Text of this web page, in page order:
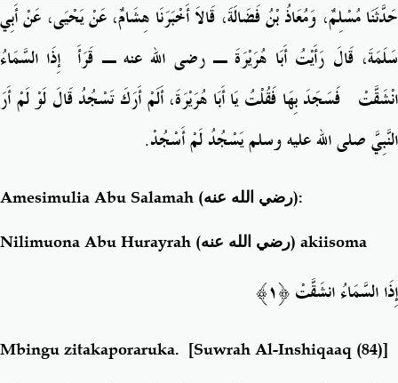
حَدَّثَنَا مُسْلِمٌ، وَمُعَاذُ بْنُ فَضَالَةَ، قَالاَ أَخْبَرَنَا هِشَامٌ، عَنْ يَحْيَى، عَنْ أَبِي
سَلَمَةَ، قَالَ رَأَيْتُ أَبَا هُرَيْرَةَ ـ رضى الله عنه ـ قَرَأَ ‏إِذَا السَّمَاءُ
انْشَقَّتْ‏ ‏ فَسَجَدَ بِهَا فَقُلْتُ يَا أَبَا هُرَيْرَةَ، أَلَمْ أَرَكَ تَسْجُدُ قَالَ لَوْ لَمْ أَرَ
النَّبِيَّ صلى الله عليه وسلم يَسْجُدُ لَمْ أَسْجُدْ‏.‏
Amesimulia Abu Salamah (رضي الله عنه):
Nilimuona Abu Hurayrah (رضي الله عنه) akiisoma
إِذَا السَّمَاءُ انشَقَّتْ ﴿١﴾
Mbingu zitakaporaruka. [Suwrah Al-Inshiqaaq (84)]